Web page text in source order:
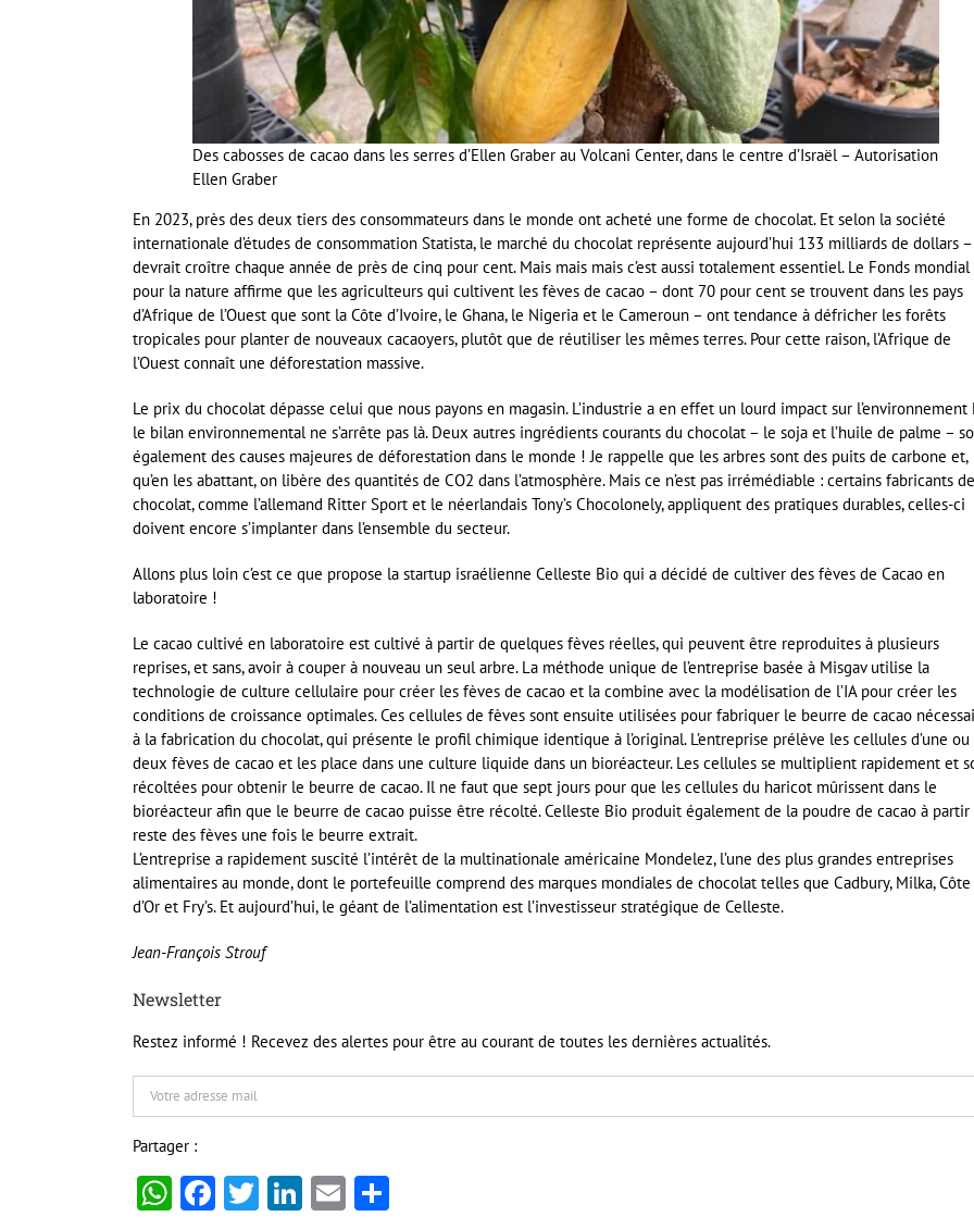
Des cabosses de cacao dans les serres d’Ellen Graber au Volcani Center, dans le centre d’Israël – Autorisation
Ellen Graber
En 2023, près des deux tiers des consommateurs dans le monde ont acheté une forme de chocolat. Et selon la société
internationale d’études de consommation Statista, le marché du chocolat représente aujourd’hui 133 milliards de dollars
devrait croître chaque année de près de cinq pour cent. Mais mais mais c’est aussi totalement essentiel. Le Fonds mondial
pour la nature affirme que les agriculteurs qui cultivent les fèves de cacao – dont 70 pour cent se trouvent dans les pays
d’Afrique de l’Ouest que sont la Côte d’Ivoire, le Ghana, le Nigeria et le Cameroun – ont tendance à défricher les forêts
tropicales pour planter de nouveaux cacaoyers, plutôt que de réutiliser les mêmes terres. Pour cette raison, l’Afrique de
l’Ouest connaît une déforestation massive.
Le prix du chocolat dépasse celui que nous payons en magasin. L’industrie a en effet un lourd impact sur l’environnement
le bilan environnemental ne s’arrête pas là. Deux autres ingrédients courants du chocolat – le soja et l’huile de palme –
également des causes majeures de déforestation dans le monde ! Je rappelle que les arbres sont des puits de carbone et,
qu’en les abattant, on libère des quantités de CO2 dans l’atmosphère. Mais ce n’est pas irrémédiable : certains fabricants de
chocolat, comme l’allemand Ritter Sport et le néerlandais Tony’s Chocolonely, appliquent des pratiques durables, celles-ci
doivent encore s’implanter dans l’ensemble du secteur.
Allons plus loin c’est ce que propose la startup israélienne Celleste Bio qui a décidé de cultiver des fèves de Cacao en
laboratoire !
Le cacao cultivé en laboratoire est cultivé à partir de quelques fèves réelles, qui peuvent être reproduites à plusieurs
reprises, et sans, avoir à couper à nouveau un seul arbre. La méthode unique de l’entreprise basée à Misgav utilise la
technologie de culture cellulaire pour créer les fèves de cacao et la combine avec la modélisation de l’IA pour créer les
conditions de croissance optimales. Ces cellules de fèves sont ensuite utilisées pour fabriquer le beurre de cacao
à la fabrication du chocolat, qui présente le profil chimique identique à l’original. L’entreprise prélève les cellules d’une ou
deux fèves de cacao et les place dans une culture liquide dans un bioréacteur. Les cellules se multiplient rapidement et
récoltées pour obtenir le beurre de cacao. Il ne faut que sept jours pour que les cellules du haricot mûrissent dans le
bioréacteur afin que le beurre de cacao puisse être récolté. Celleste Bio produit également de la poudre de cacao à partir
reste des fèves une fois le beurre extrait.
L’entreprise a rapidement suscité l’intérêt de la multinationale américaine Mondelez, l’une des plus grandes entreprises
alimentaires au monde, dont le portefeuille comprend des marques mondiales de chocolat telles que Cadbury, Milka, Côte
d’Or et Fry’s. Et aujourd’hui, le géant de l’alimentation est l’investisseur stratégique de Celleste.
Jean-François Strouf
Newsletter
Restez informé ! Recevez des alertes pour être au courant de toutes les dernières actualités.
Partager :
WhatsApp
Facebook
Twitter
LinkedIn
Email